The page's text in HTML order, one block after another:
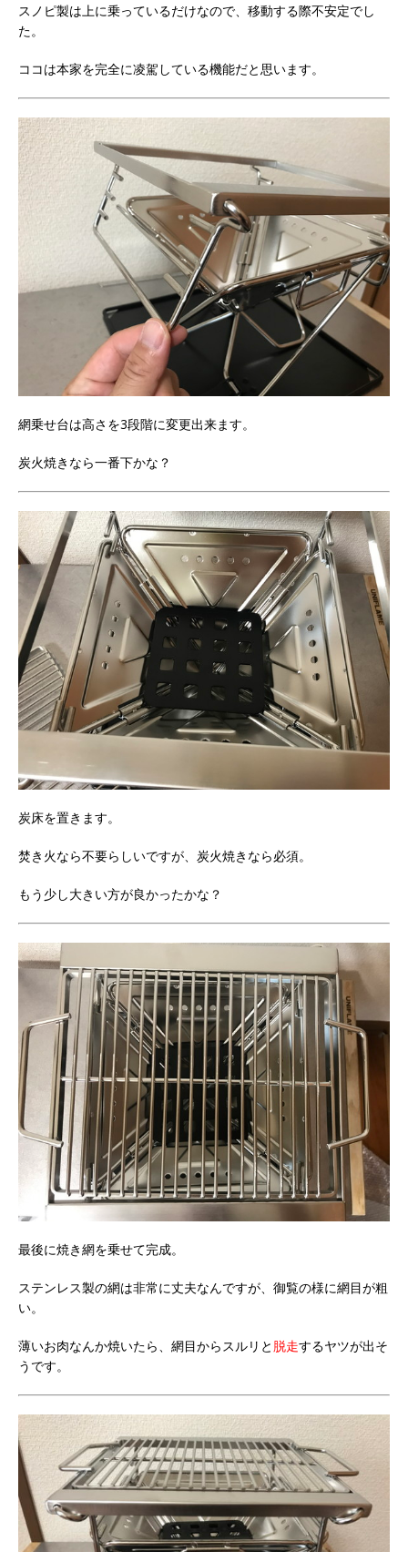
スノピ製は上に乗っているだけなので、移動する際不安定でし
た。
ココは本家を完全に凌駕している機能だと思います。
網乗せ台は高さを3段階に変更出来ます。
炭火焼きなら一番下かな？
炭床を置きます。
焚き火なら不要らしいですが、炭火焼きなら必須。
もう少し大きい方が良かったかな？
最後に焼き網を乗せて完成。
ステンレス製の網は非常に丈夫なんですが、御覧の様に網目が粗
い。
薄いお肉なんか焼いたら、網目からスルリと 脱走するヤツが出そ
うです。